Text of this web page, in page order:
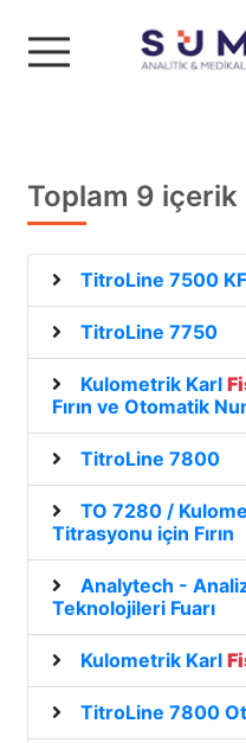
Sümer
Toplam 9
TitroLine 7500 KF
TitroLine 7750
Kulometrik Karl
Fırın ve Otomatik
TitroLine 7800
TO 7280 /
Titrasyonu için Fırın
Analytech -
Teknolojileri Fuarı
Kulometrik Karl
TitroLine 7800